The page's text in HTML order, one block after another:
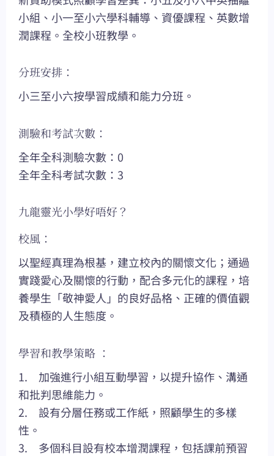
小組、小一至小六學科輔導、資優課程、英數增
潤課程。全校小班教學。
分班安排：
小三至小六按學習成績和能力分班。
測驗和考試次數：
全年全科測驗次數：0
全年全科考試次數：3
九龍靈光小學好唔好？
校風：
以聖經真理為根基，建立校內的關懷文化；通過
實踐愛心及關懷的行動，配合多元化的課程，培
養學生「敬神愛人」的良好品格、正確的價值觀
及積極的人生態度。
學習和教學策略 ：
1. 加強進行小組互動學習，以提升協作、溝通
和批判思維能力。
2. 設有分層任務或工作紙，照顧學生的多樣
性。
3. 多個科目設有校本增潤課程，包括課前預習